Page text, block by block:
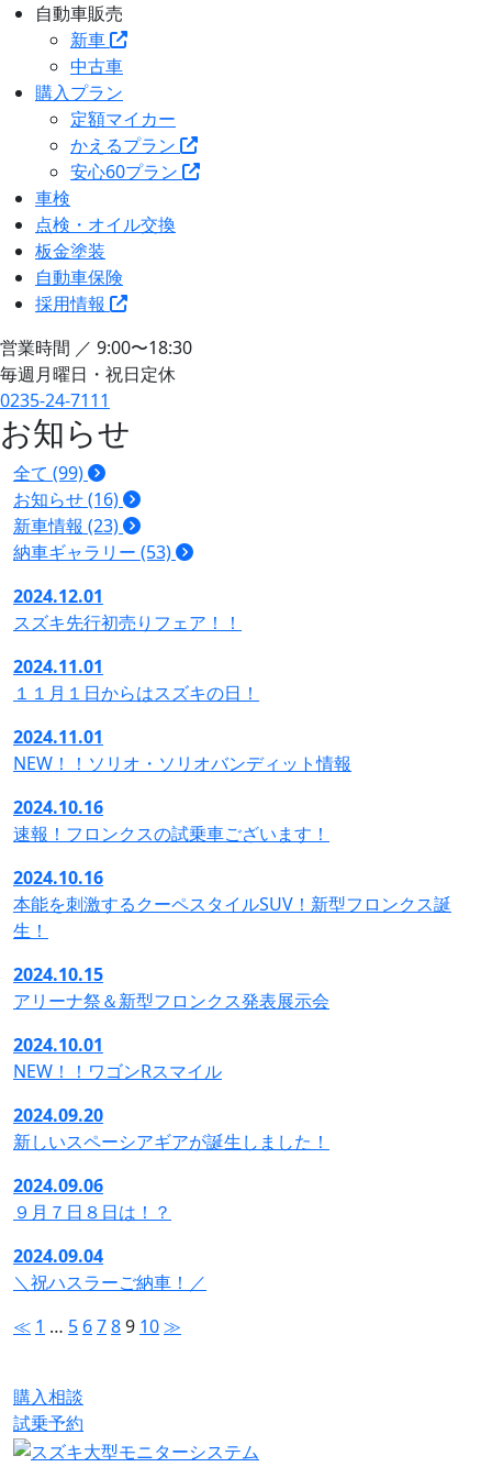
自動車販売
新車
中古車
購入プラン
定額マイカー
かえるプラン
安心60プラン
車検
点検・オイル交換
板金塗装
自動車保険
採用情報
営業時間 ／ 9:00〜18:30
毎週月曜日・祝日定休
0235-24-7111
お知らせ
全て (99)
お知らせ (16)
新車情報 (23)
納車ギャラリー (53)
2024.12.01
スズキ先行初売りフェア！！
2024.11.01
１１月１日からはスズキの日！
2024.11.01
NEW！！ソリオ・ソリオバンディット情報
2024.10.16
速報！フロンクスの試乗車ございます！
2024.10.16
本能を刺激するクーペスタイルSUV！新型フロンクス誕
生！
2024.10.15
アリーナ祭＆新型フロンクス発表展示会
2024.10.01
NEW！！ワゴンRスマイル
2024.09.20
新しいスペーシアギアが誕生しました！
2024.09.06
９月７日８日は！？
2024.09.04
＼祝ハスラーご納車！／
≪ 1 … 5 6789 10≫
購入相談
試乗予約